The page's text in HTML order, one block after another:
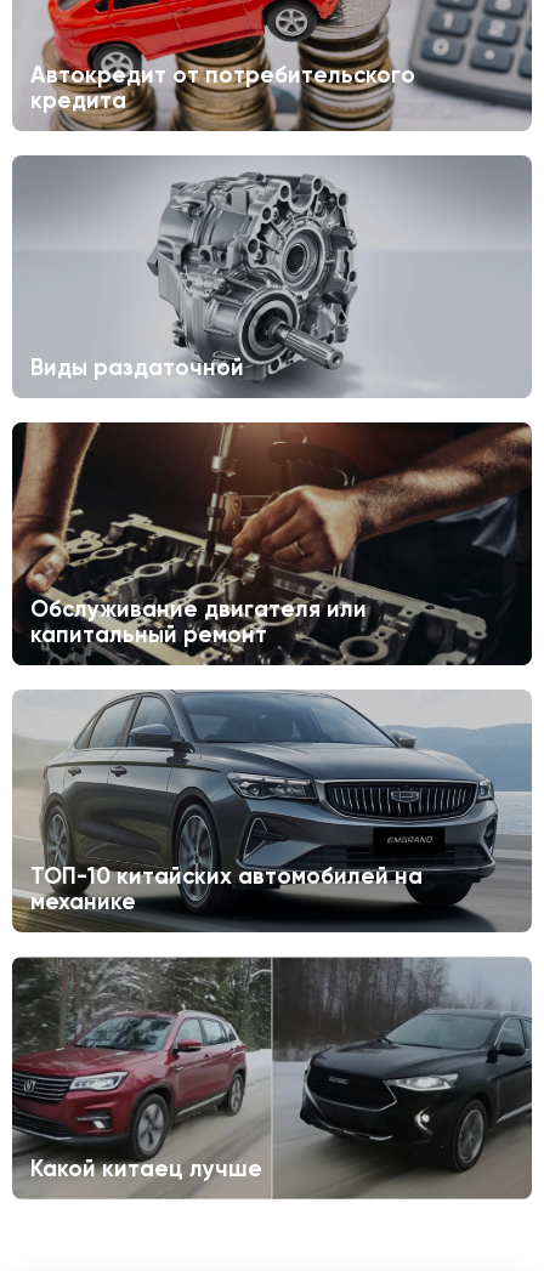
Автокредит от потребительского
кредита
Виды раздаточной
Обслуживание двигателя или
капитальный ремонт
ТОП-10 китайских автомобилей на
механике
Какой китаец лучше